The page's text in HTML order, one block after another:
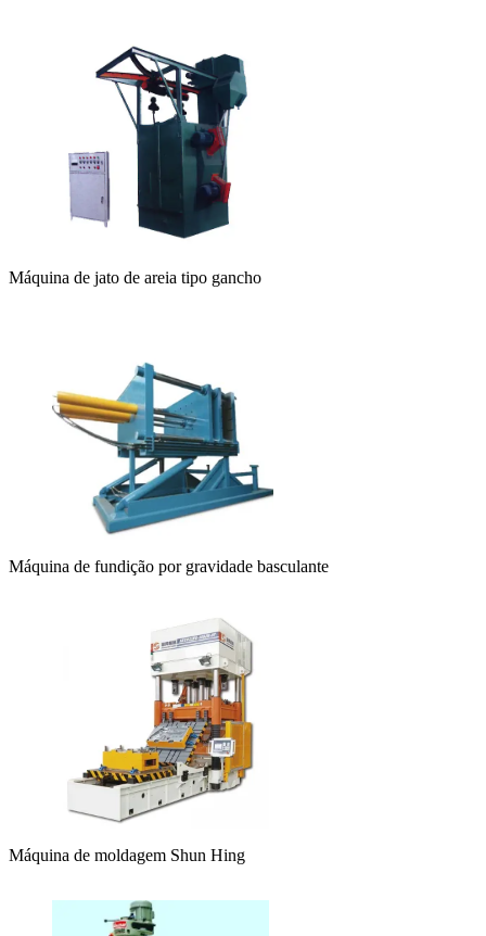
Máquina de jato de areia tipo gancho
Máquina de fundição por gravidade basculante
Máquina de moldagem Shun Hing